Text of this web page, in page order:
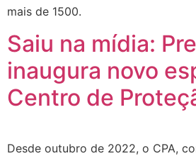
mais de 1500.
Saiu na mídia:
inaugura novo
Centro de
Desde outubro de 2022, o CPA,